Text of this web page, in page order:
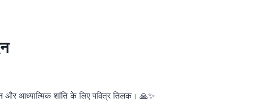
और आध्यात्मिक शांति के लिए पवित्र तिलक। 🙏✨